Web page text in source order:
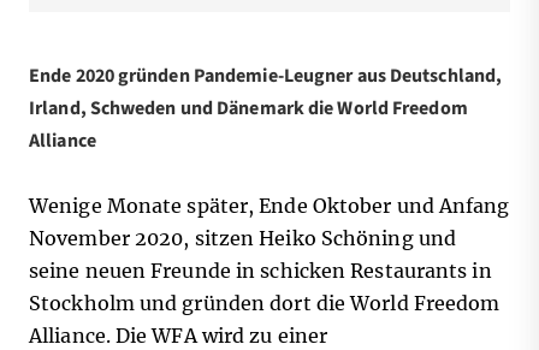
Ende 2020 gründen Pandemie-Leugner aus Deutschland,
Irland, Schweden und Dänemark die World Freedom
Alliance
Wenige Monate später, Ende Oktober und Anfang
November 2020, sitzen Heiko Schöning und
seine neuen Freunde in schicken Restaurants in
Stockholm und gründen dort die World Freedom
Alliance. Die WFA wird zu einer